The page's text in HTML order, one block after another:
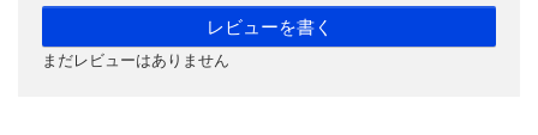
レビューを書く
まだレビューはありません